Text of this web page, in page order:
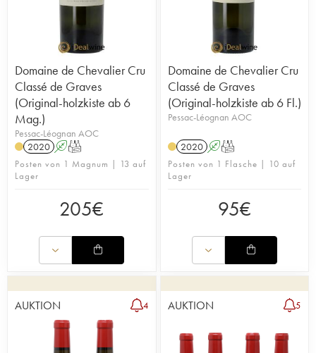
Domaine de Chevalier Cru
Classé de Graves
(Original-holzkiste ab 6
Mag.)
Pessac-Léognan AOC
2020 AT
Posten von 1 Magnum | 13 auf
Lager
205€
Domaine de Chevalier Cru
Classé de Graves
(Original-holzkiste ab 6 Fl.)
Pessac-Léognan AOC
2020 AT
Posten von 1 Flasche | 10 auf
Lager
95€
AUKTION 4 AUKTION 5